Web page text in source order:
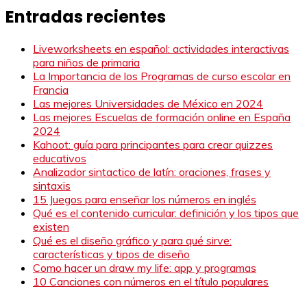
Entradas recientes
Liveworksheets en español: actividades interactivas
para niños de primaria
La Importancia de los Programas de curso escolar en
Francia
Las mejores Universidades de México en 2024
Las mejores Escuelas de formación online en España
2024
Kahoot: guía para principantes para crear quizzes
educativos
Analizador sintactico de latín: oraciones, frases y
sintaxis
15 Juegos para enseñar los números en inglés
Qué es el contenido curricular: definición y los tipos que
existen
Qué es el diseño gráfico y para qué sirve:
características y tipos de diseño
Como hacer un draw my life: app y programas
10 Canciones con números en el título populares